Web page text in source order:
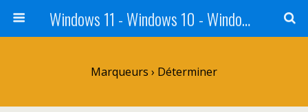
Windows 11 - Windows 10 - Windows 8 - Windows 7 - VISTA
Marqueurs › Déterminer